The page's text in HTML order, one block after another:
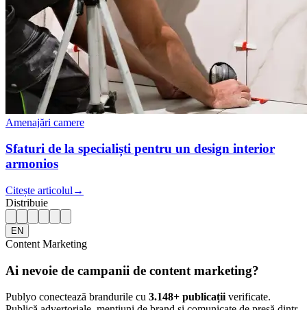
Amenajări camere
Sfaturi de la specialiști pentru un design interior
armonios
Citește articolul →
Distribuie
EN
Content Marketing
Ai nevoie de campanii de content marketing?
Publyo conectează brandurile cu 3.148+ publicațiiverificate.